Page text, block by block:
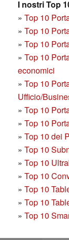
I nostri Top
» Top 10
» Top 10
» Top 10
» Top 10
economici
» Top 10
Ufficio/
» Top 10
» Top 10
» Top 10 dei
» Top 10
» Top 10
» Top 10
» Top 10
» Top 10
» Top 10